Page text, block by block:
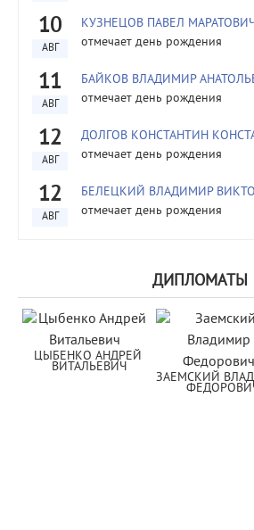
10
АВГ
КУЗНЕЦОВ ПАВЕЛ
отмечает день рождения
11
АВГ
БАЙКОВ ВЛАДИМИР
отмечает день рождения
12
АВГ
ДОЛГОВ КОНСТАНТИН
отмечает день рождения
12
АВГ
БЕЛЕЦКИЙ ВЛАДИМИР
отмечает день рождения
ДИПЛОМАТЫ
ЦЫБЕНКО АНДРЕЙ
ВИТАЛЬЕВИЧ
ЗАЕМСКИЙ